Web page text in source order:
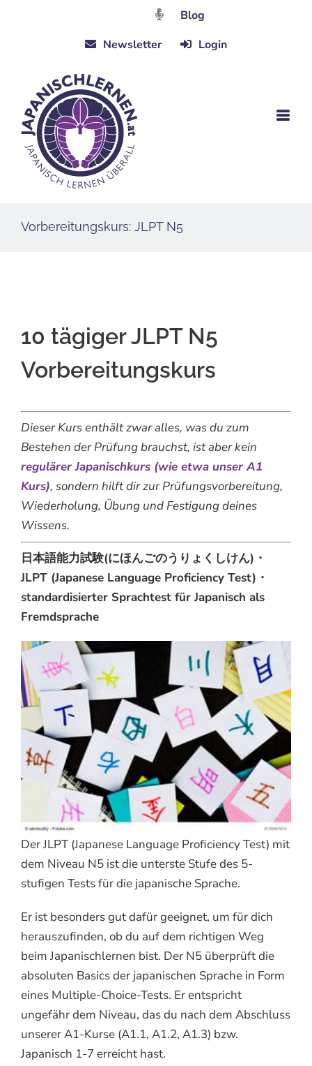
Blog
Newsletter
Login
Vorbereitungskurs: JLPT N5
10 tägiger JLPT N5
Vorbereitungskurs
Dieser Kurs enthält zwar alles, was du zum
Bestehen der Prüfung brauchst, ist aber kein
regulärer Japanischkurs (wie etwa unser A1
Kurs), sondern hilft dir zur Prüfungsvorbereitung,
Wiederholung, Übung und Festigung deines
Wissens.
日本語能力試験(にほんごのうりょくしけん)・
JLPT (Japanese Language Proficiency Test)・
standardisierter Sprachtest für Japanisch als
Fremdsprache
Der JLPT (Japanese Language Proficiency Test) mit
dem Niveau N5 ist die unterste Stufe des 5-
stufigen Tests für die japanische Sprache.
Er ist besonders gut dafür geeignet, um für dich
herauszufinden, ob du auf dem richtigen Weg
beim Japanischlernen bist. Der N5 überprüft die
absoluten Basics der japanischen Sprache in Form
eines Multiple-Choice-Tests. Er entspricht
ungefähr dem Niveau, das du nach dem Abschluss
unserer A1-Kurse (A1.1, A1.2, A1.3) bzw.
Japanisch 1-7 erreicht hast.